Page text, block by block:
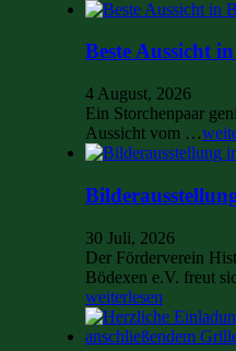
Beste Aussicht
4 August, 2026
Ein Storchenpaar
Aussicht vom …
30 Juli, 2026
Der Förderverein
Bödexen e.V. freut
weiterlesen